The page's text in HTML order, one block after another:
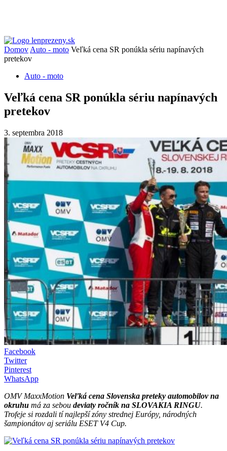
Domov Auto - moto Veľká cena SR ponúkla sériu napínavých
pretekov
Auto - moto
Veľká cena SR ponúkla sériu napínavých
pretekov
3. septembra 2018
Facebook
Twitter
Pinterest
WhatsApp
OMV MaxxMotion Veľká cena Slovenska preteky automobilov na
okruhu má za sebou deviaty ročník na SLOVAKIA RINGU.
Trofeje si rozdali tí najlepší zóny strednej Európy, národných
šampionátov aj seriálu ESET V4 Cup.